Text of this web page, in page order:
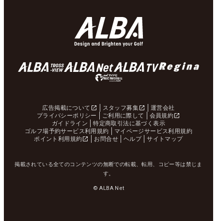
広告掲載について スタッフ募集
運営会社
プライバシーポリシー
ご利用に際して
会員規約
ガイドライン
特定商取引法に基づく表示
ゴルフ場予約サービス利用規約
マイページサービス利用規約
ポイント利用規約
お問合せ ヘルプ サイトマップ
掲載されている全てのコンテンツの無断での転載、転用、コピー等は禁じま
す。
© ALBA Net